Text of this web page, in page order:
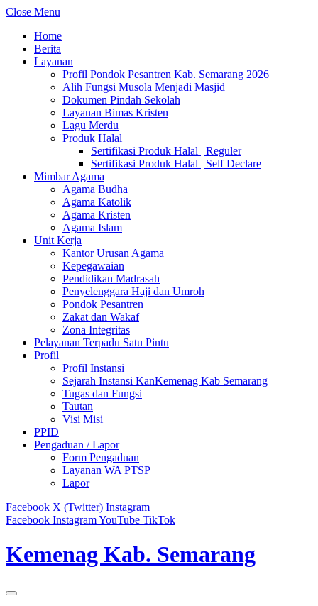
Close Menu
Home
Berita
Layanan
Profil Pondok Pesantren Kab. Semarang 2026
Alih Fungsi Musola Menjadi Masjid
Dokumen Pindah Sekolah
Layanan Bimas Kristen
Lagu Merdu
Produk Halal
Sertifikasi Produk Halal | Reguler
Sertifikasi Produk Halal | Self Declare
Mimbar Agama
Agama Budha
Agama Katolik
Agama Kristen
Agama Islam
Unit Kerja
Kantor Urusan Agama
Kepegawaian
Pendidikan Madrasah
Penyelenggara Haji dan Umroh
Pondok Pesantren
Zakat dan Wakaf
Zona Integritas
Pelayanan Terpadu Satu Pintu
Profil
Profil Instansi
Sejarah Instansi KanKemenag Kab Semarang
Tugas dan Fungsi
Tautan
Visi Misi
PPID
Pengaduan / Lapor
Form Pengaduan
Layanan WA PTSP
Lapor
Facebook X (Twitter) Instagram
Facebook InstagramYouTube TikTok
Kemenag Kab. Semarang